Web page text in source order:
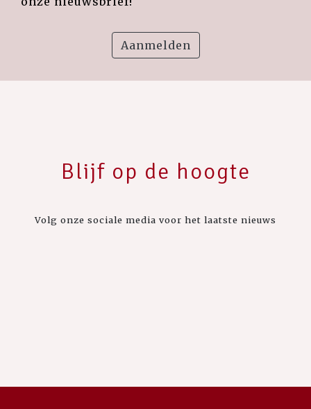
Aanmelden
Blijf op de hoogte
Volg onze sociale media voor het laatste nieuws